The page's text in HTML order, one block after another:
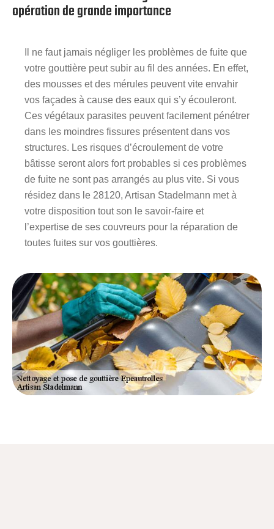
opération de grande importance
Il ne faut jamais négliger les problèmes de fuite que
votre gouttière peut subir au fil des années. En effet,
des mousses et des mérules peuvent vite envahir
vos façades à cause des eaux qui s’y écouleront.
Ces végétaux parasites peuvent facilement pénétrer
dans les moindres fissures présentent dans vos
structures. Les risques d’écroulement de votre
bâtisse seront alors fort probables si ces problèmes
de fuite ne sont pas arrangés au plus vite. Si vous
résidez dans le 28120, Artisan Stadelmann met à
votre disposition tout son le savoir-faire et
l’expertise de ses couvreurs pour la réparation de
toutes fuites sur vos gouttières.